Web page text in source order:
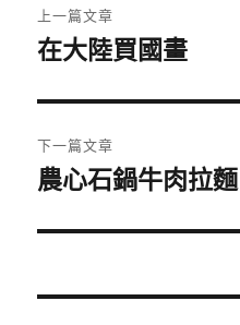
章
覽
上一篇文章
上
篇
文
章:
在大陸買國畫
下一篇文章
下
篇
章:
農心石鍋牛肉拉麵